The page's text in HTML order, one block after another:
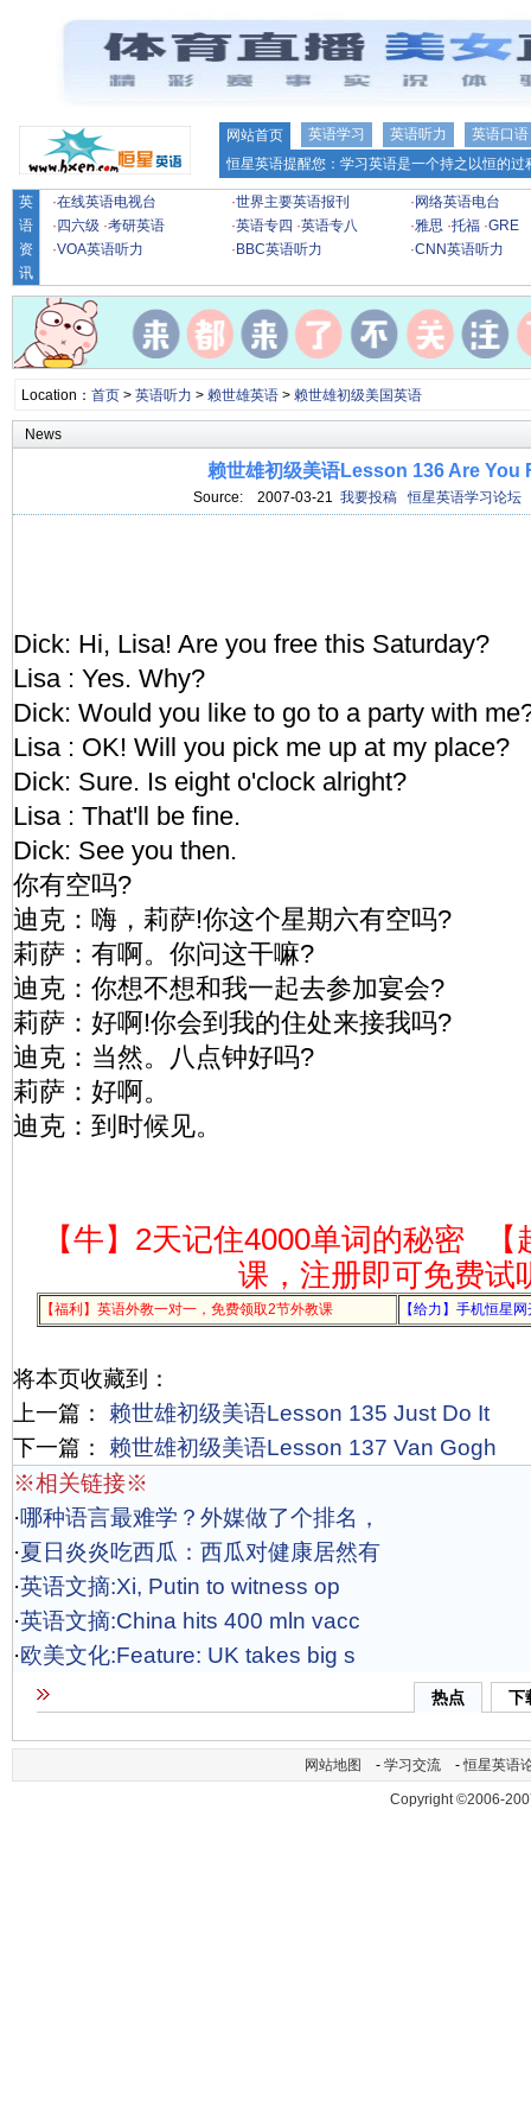
网站首页 英语学习 英语听力
英语口语
恒星英语提醒您：学习英语是一个持之以恒的
英
语
资
讯
·在线英语电视台 ·世界主要英语报刊 · 网络英语电台
· 四六级 ·考研英语 ·英语专四 ·英语专八 ·雅思 ·托福 ·GRE
·VOA英语听力 · BBC英语听力 ·CNN英语听力
Location： 首页> 英语听力 > 赖世雄英语> 赖世雄初级美国英语
News
赖世雄初级美语Lesson 136 Are You
Source: 2007-03-21 我要投稿 恒星英语学习论坛
Dick: Hi, Lisa! Are you free this Saturday?
Lisa : Yes. Why?
Dick: Would you like to go to a party with
Lisa : OK! Will you pick me up at my place?
Dick: Sure. Is eight o'clock alright?
Lisa : That'll be fine.
Dick: See you then.
你有空吗?
迪克：嗨，莉萨!你这个星期六有空吗?
莉萨：有啊。你问这干嘛?
迪克：你想不想和我一起去参加宴会?
莉萨：好啊!你会到我的住处来接我吗?
迪克：当然。八点钟好吗?
莉萨：好啊。
迪克：到时候见。
【牛】2天记住4000单词的秘密
课，注册即可免费试
【福利】英语外教一对一，免费领取2节外教课 【给力】手机恒星
将本页收藏到：
上一篇：
赖世雄初级美语Lesson 135 Just Do It
下一篇：
赖世雄初级美语Lesson 137 Van Gogh
※相关链接※
·哪种语言最难学？外媒做了个排名，
·夏日炎炎吃西瓜：西瓜对健康居然有
·英语文摘:Xi, Putin to witness op
·英语文摘:China hits 400 mln vacc
·欧美文化:Feature: UK takes big s
热点 下
网站地图 - 学习交流 -恒星英语
Copyright ©2006-